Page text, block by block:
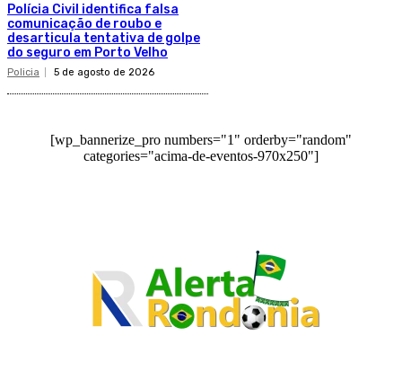
Polícia Civil identifica falsa
comunicação de roubo e
desarticula tentativa de golpe
do seguro em Porto Velho
Policia 5 de agosto de 2026
[wp_bannerize_pro numbers="1" orderby="random"
categories="acima-de-eventos-970x250"]